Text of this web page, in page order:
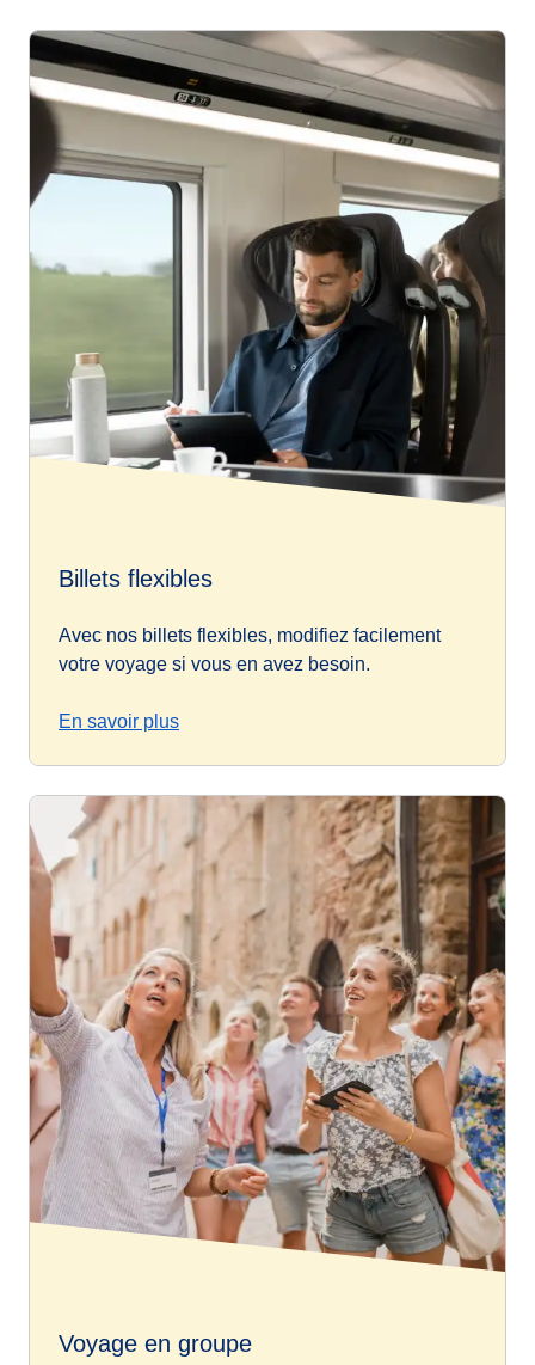
Billets flexibles
Avec nos billets flexibles, modifiez facilement
votre voyage si vous en avez besoin.
En savoir plus
Voyage en groupe